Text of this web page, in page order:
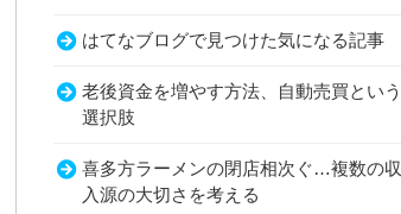
はてなブログで見つけた気になる記事
老後資金を増やす方法、自動売買という
選択肢
喜多方ラーメンの閉店相次ぐ…複数の収
入源の大切さを考える